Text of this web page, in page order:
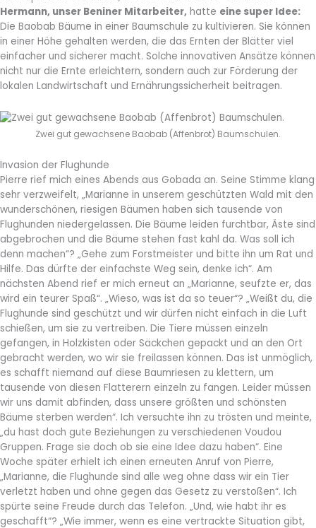
Hermann, unser Beniner Mitarbeiter, hatte eine super Idee:
Die Baobab Bäume in einer Baumschule zu kultivieren. Sie können
in einer Höhe gehalten werden, die das Ernten der Blätter viel
einfacher und sicherer macht. Solche innovativen Ansätze können
nicht nur die Ernte erleichtern, sondern auch zur Förderung der
lokalen Landwirtschaft und Ernährungssicherheit beitragen.
Zwei gut gewachsene Baobab (Affenbrot) Baumschulen.
Invasion der Flughunde
Pierre rief mich eines Abends aus Gobada an. Seine Stimme klang
sehr verzweifelt, „Marianne in unserem geschützten Wald mit den
wunderschönen, riesigen Bäumen haben sich tausende von
Flughunden niedergelassen. Die Bäume leiden furchtbar, Äste sind
abgebrochen und die Bäume stehen fast kahl da. Was soll ich
denn machen“? „Gehe zum Forstmeister und bitte ihn um Rat und
Hilfe. Das dürfte der einfachste Weg sein, denke ich“. Am
nächsten Abend rief er mich erneut an „Marianne, seufzte er, das
wird ein teurer Spaß“. „Wieso, was ist da so teuer“? „Weißt du, die
Flughunde sind geschützt und wir dürfen nicht einfach in die Luft
schießen, um sie zu vertreiben. Die Tiere müssen einzeln
gefangen, in Holzkisten oder Säckchen gepackt und an den Ort
gebracht werden, wo wir sie freilassen können. Das ist unmöglich,
es schafft niemand auf diese Baumriesen zu klettern, um
tausende von diesen Flatterern einzeln zu fangen. Leider müssen
wir uns damit abfinden, dass unsere größten und schönsten
Bäume sterben werden“. Ich versuchte ihn zu trösten und meinte,
„du hast doch gute Beziehungen zu verschiedenen Voudou
Gruppen. Frage sie doch ob sie eine Idee dazu haben“. Eine
Woche später erhielt ich einen erneuten Anruf von Pierre,
„Marianne, die Flughunde sind alle weg ohne dass wir ein Tier
verletzt haben und ohne gegen das Gesetz zu verstoßen“. Ich
spürte seine Freude durch das Telefon. „Und, wie habt ihr es
geschafft“? „Wie immer, wenn es eine vertrackte Situation gibt,